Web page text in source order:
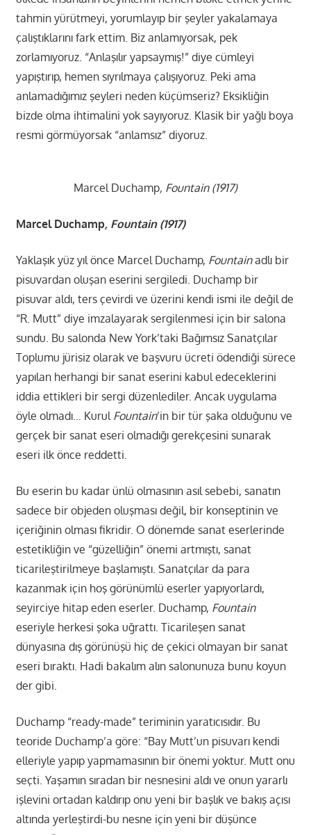
tahmin yürütmeyi, yorumlayıp bir şeyler yakalamaya
çalıştıklarını fark ettim. Biz anlamıyorsak, pek
zorlamıyoruz. “Anlaşılır yapsaymış!” diye cümleyi
yapıştırıp, hemen sıyrılmaya çalışıyoruz. Peki ama
anlamadığımız şeyleri neden küçümseriz? Eksikliğin
bizde olma ihtimalini yok sayıyoruz. Klasik bir yağlı boya
resmi görmüyorsak “anlamsız” diyoruz.
Marcel Duchamp, Fountain (1917)
Marcel Duchamp, Fountain (1917)
Yaklaşık yüz yıl önce Marcel Duchamp, Fountainadlı bir
pisuvardan oluşan eserini sergiledi. Duchamp bir
pisuvar aldı, ters çevirdi ve üzerini kendi ismi ile değil de
“R. Mutt” diye imzalayarak sergilenmesi için bir salona
sundu. Bu salonda New York’taki Bağımsız Sanatçılar
Toplumu jürisiz olarak ve başvuru ücreti ödendiği sürece
yapılan herhangi bir sanat eserini kabul edeceklerini
iddia ettikleri bir sergi düzenlediler. Ancak uygulama
öyle olmadı… Kurul Fountain’in bir tür şaka olduğunu ve
gerçek bir sanat eseri olmadığı gerekçesini sunarak
eseri ilk önce reddetti.
Bu eserin bu kadar ünlü olmasının asıl sebebi, sanatın
sadece bir objeden oluşması değil, bir konseptinin ve
içeriğinin olması fikridir. O dönemde sanat eserlerinde
estetikliğin ve “güzelliğin” önemi artmıştı, sanat
ticarileştirilmeye başlamıştı. Sanatçılar da para
kazanmak için hoş görünümlü eserler yapıyorlardı,
seyirciye hitap eden eserler. Duchamp, Fountain
eseriyle herkesi şoka uğrattı. Ticarileşen sanat
dünyasına dış görünüşü hiç de çekici olmayan bir sanat
eseri bıraktı. Hadi bakalım alın salonunuza bunu koyun
der gibi.
Duchamp “ready-made” teriminin yaratıcısıdır. Bu
teoride Duchamp’a göre: “Bay Mutt’un pisuvarı kendi
elleriyle yapıp yapmamasının bir önemi yoktur. Mutt onu
seçti. Yaşamın sıradan bir nesnesini aldı ve onun yararlı
işlevini ortadan kaldırıp onu yeni bir başlık ve bakış açısı
altında yerleştirdi-bu nesne için yeni bir düşünce